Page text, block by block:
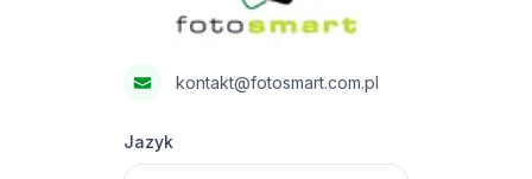
kontakt@fotosmart.com.pl
Jazyk